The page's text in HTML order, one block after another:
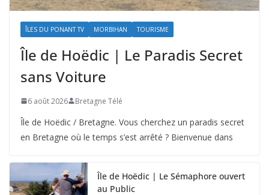
ÎLES DU PONANT TV MORBIHAN TOURISME
Île de Hoëdic | Le Paradis Secret
sans Voiture
6 août 2026 Bretagne Télé
Île de Hoëdic / Bretagne. Vous cherchez un paradis secret
en Bretagne où le temps s’est arrêté ? Bienvenue dans
Île de Hoëdic | Le Sémaphore ouvert
au Public